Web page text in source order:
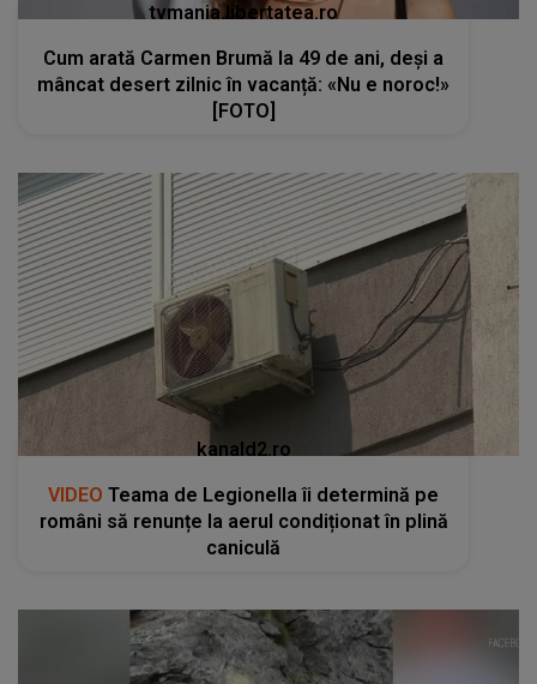
tvmania.libertatea.ro
Cum arată Carmen Brumă la 49 de ani, deși a
mâncat desert zilnic în vacanță: «Nu e noroc!»
[FOTO]
kanald2.ro
VIDEO Teama de Legionella îi determină pe
români să renunțe la aerul condiționat în plină
caniculă